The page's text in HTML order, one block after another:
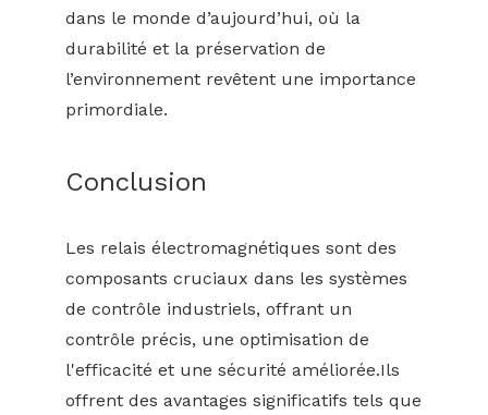
dans le monde d’aujourd’hui, où la
durabilité et la préservation de
l’environnement revêtent une importance
primordiale.
Conclusion
Les relais électromagnétiques sont des
composants cruciaux dans les systèmes
de contrôle industriels, offrant un
contrôle précis, une optimisation de
l'efficacité et une sécurité améliorée.Ils
offrent des avantages significatifs tels que